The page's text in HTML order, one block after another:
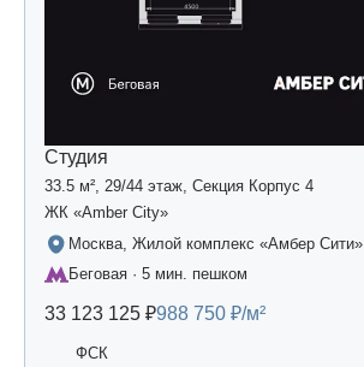
Студия
33.5 м², 29/44 этаж, Секция Корпус 4
ЖК «Amber Сity»
Москва, Жилой комплекс «Амбер Сити»
Беговая · 5 мин. пешком
33 123 125 ₽988 750 ₽/м²
ФСК